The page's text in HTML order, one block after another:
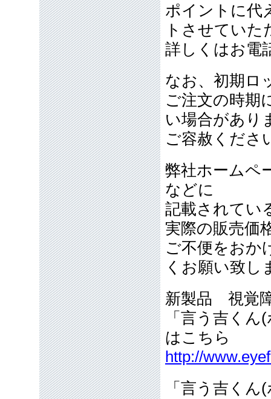
ポイントに代
トさせていた
詳しくはお電
なお、初期ロ
ご注文の時期
い場合があり
ご容赦くださ
弊社ホームペ
などに
記載されてい
実際の販売価
ご不便をおか
くお願い致し
新製品 視覚
「言う吉く
はこちら
http://
「言う吉く